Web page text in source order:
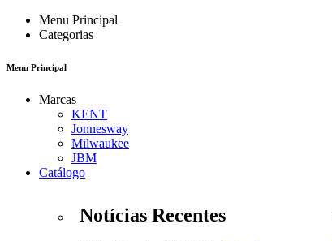
Menu Principal
Categorias
Menu Principal
Marcas
KENT
Jonnesway
Milwaukee
JBM
Catálogo
Notícias Recentes